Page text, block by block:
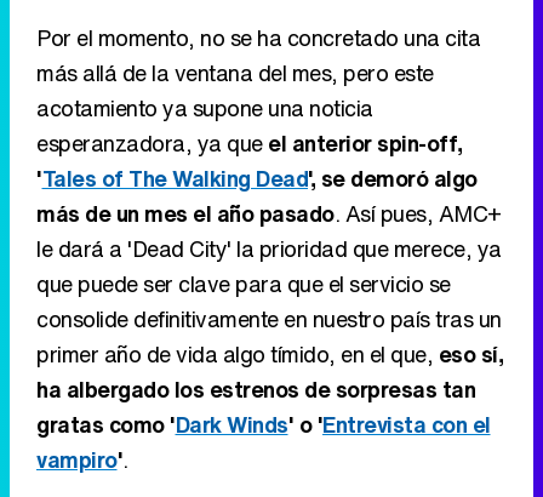
Por el momento, no se ha concretado una cita
más allá de la ventana del mes, pero este
acotamiento ya supone una noticia
esperanzadora, ya queel anterior spin-off,
'Tales of The Walking Dead', se demoró algo
más de un mes el año pasado. Así pues, AMC+
le dará a 'Dead City' la prioridad que merece, ya
que puede ser clave para que el servicio se
consolide definitivamente en nuestro país tras un
primer año de vida algo tímido, en el que, eso sí,
ha albergado los estrenos de sorpresas tan
gratas como 'Dark Winds' o 'Entrevista con el
vampiro'.